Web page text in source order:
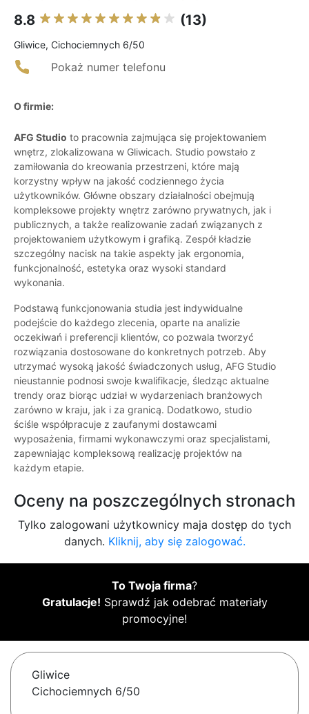
8.8 (13)
Gliwice, Cichociemnych 6/50
Pokaż numer telefonu
O firmie:
AFG Studio to pracownia zajmująca się projektowaniem
wnętrz, zlokalizowana w Gliwicach. Studio powstało z
zamiłowania do kreowania przestrzeni, które mają
korzystny wpływ na jakość codziennego życia
użytkowników. Główne obszary działalności obejmują
kompleksowe projekty wnętrz zarówno prywatnych, jak i
publicznych, a także realizowanie zadań związanych z
projektowaniem użytkowym i grafiką. Zespół kładzie
szczególny nacisk na takie aspekty jak ergonomia,
funkcjonalność, estetyka oraz wysoki standard
wykonania.
Podstawą funkcjonowania studia jest indywidualne
podejście do każdego zlecenia, oparte na analizie
oczekiwań i preferencji klientów, co pozwala tworzyć
rozwiązania dostosowane do konkretnych potrzeb. Aby
utrzymać wysoką jakość świadczonych usług, AFG Studio
nieustannie podnosi swoje kwalifikacje, śledząc aktualne
trendy oraz biorąc udział w wydarzeniach branżowych
zarówno w kraju, jak i za granicą. Dodatkowo, studio
ściśle współpracuje z zaufanymi dostawcami
wyposażenia, firmami wykonawczymi oraz specjalistami,
zapewniając kompleksową realizację projektów na
każdym etapie.
Oceny na poszczególnych stronach
Tylko zalogowani użytkownicy maja dostęp do tych
danych. Kliknij, aby się zalogować.
To Twoja firma?
Gratulacje! Sprawdź jak odebrać materiały
promocyjne!
Gliwice
Cichociemnych 6/50